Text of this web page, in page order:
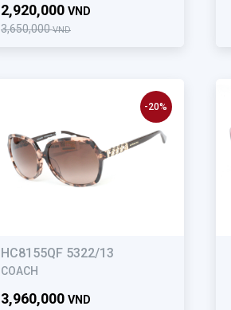
3,650,000VND
2,920,000 VND
HC8155QF 5322/13
COACH
3,960,000 VND
-20%